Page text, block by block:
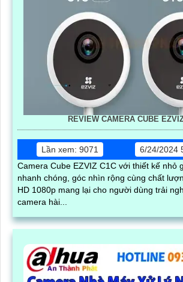
REVIEW CAMERA CUBE
Lần xem: 9071
6/24/2024
Camera Cube EZVIZ C1C với thiết kế nhỏ
nhanh chóng, góc nhìn rộng cùng chất
HD 1080p mang lại cho người dùng trải
camera hài...